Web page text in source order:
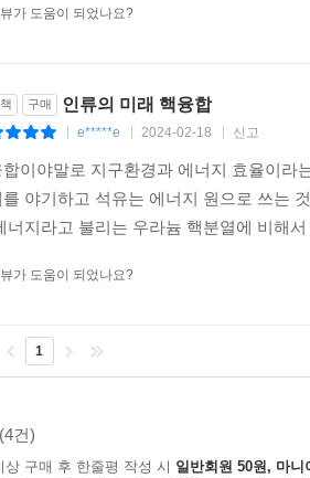
없는 경쟁에 돌입하고 있었다. 누가
에서 미국과 유럽을 대표하는 두 학자
워 10메가와트를 1초 이상 유지할 것인
하고, JET 가 이기면 골드스톤이 JET
부는 플라즈마 단면 모양에서 판가름
성도 대폭 향상시켰다. 반면 TFTR은
의 핵융합 파워를 얻었다, 핵융합 에너
년 장엄한 막을 내렸다. 대신 프린스턴
가 도움이 되었나요?
구매 인류의 미래 핵융합
e*****e 2024-02-18 신고
합이야말로 지구환경과 에너지 효율이라
를 야기하고 석유는 에너지 원으로 쓰는
너지라고 불리는 우라늄 핵분열에 비해
가 도움이 되었나요?
1
(4건)
상 구매 후 한줄평 작성 시 일반회원 50원, 마니